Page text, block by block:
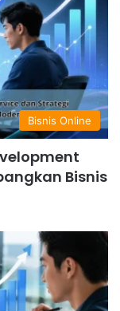
Bisnis Online
Bisnis